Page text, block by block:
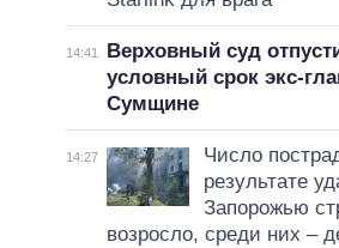
14:41
Верховный суд
условный срок экс-
Сумщине
14:27
Число
результате
Запорожью
возросло, среди них –